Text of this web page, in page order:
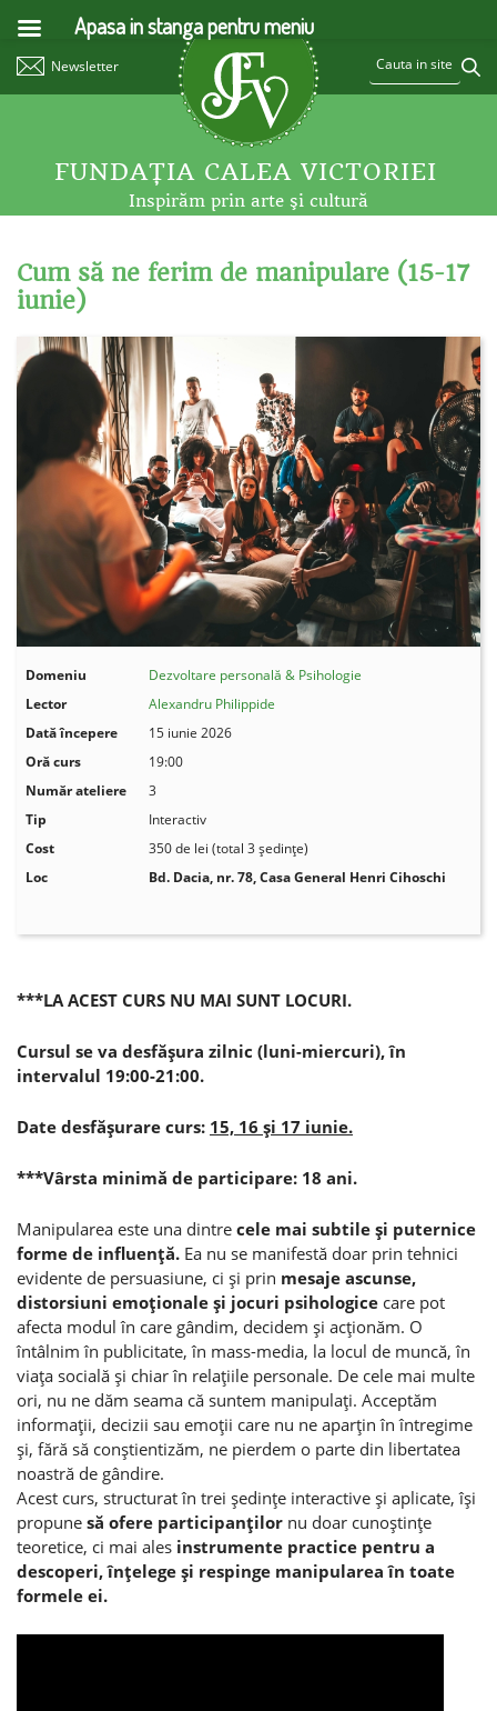
Newsletter
FUNDAŢIA CALEA VICTORIEI
Inspirăm prin arte şi cultură
Cum să ne ferim de manipulare (15-17
iunie)
Domeniu
Dezvoltare personală & Psihologie
Lector
Alexandru Philippide
Dată începere
15 iunie 2026
Oră curs
19:00
Număr ateliere
3
Tip
Interactiv
Cost
350 de lei (total 3 ședințe)
Loc
Bd. Dacia, nr. 78,Casa General Henri Cihoschi
***LA ACEST CURS NU MAI SUNT LOCURI.
Cursul se va desfăşura zilnic (luni-miercuri), în
intervalul 19:00-21:00.
Date desfăşurare curs: 15, 16 şi 17 iunie.
***Vârsta minimă de participare: 18 ani.
Manipularea este una dintre cele mai subtile şi puternice
forme de influenţă. Ea nu se manifestă doar prin tehnici
evidente de persuasiune, ci şi prin mesaje ascunse,
distorsiuni emoţionale şi jocuri psihologice care pot
afecta modul în care gândim, decidem şi acţionăm. O
întâlnim în publicitate, în mass-media, la locul de muncă, în
viaţa socială şi chiar în relaţiile personale. De cele mai multe
ori, nu ne dăm seama că suntem manipulaţi. Acceptăm
informaţii, decizii sau emoţii care nu ne aparţin în întregime
şi, fără să conştientizăm, ne pierdem o parte din libertatea
noastră de gândire.
Acest curs, structurat în trei şedinţe interactive şi aplicate, îşi
propune să ofere participanţilor nu doar cunoştinţe
teoretice, ci mai ales instrumente practice pentru a
descoperi, înţelege şi respinge manipularea în toate
formele ei.
Apasa in stanga pentru meniu